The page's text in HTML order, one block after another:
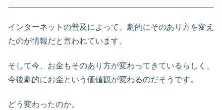
インターネットの普及によって、劇的にそのあり方を変え
たのが情報だと言われています。
そして今、お金もそのあり方が変わってきているらしく、
今後劇的にお金という価値観が変わるのだそうです。
どう変わったのか。